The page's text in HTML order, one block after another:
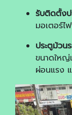
รับติดตั้งป
มอเตอร์ไ
ประตูม้วน
ขนาดใหญ่
ผ่อนแรง